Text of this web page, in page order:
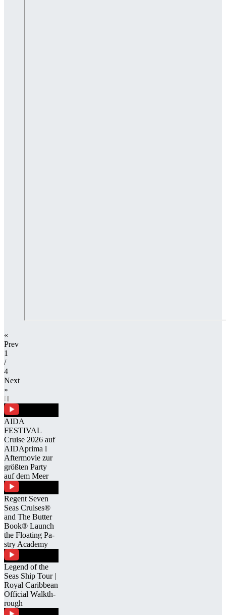
«
Prev
1
/​
4
Next
»
AIDA
FESTIVAL
Cruise 2026 auf
AID­A­prima l
Af­ter­mo­vie zur
größ­ten Party
auf dem Meer
Re­gent Se­ven
Seas Crui­ses®
and The But­ter
Book® Launch
the Floa­ting Pa­
stry Aca­demy
Le­gend of the
Seas Ship Tour |
Royal Ca­rib­bean
Of­fi­cial Walk­th­
rough